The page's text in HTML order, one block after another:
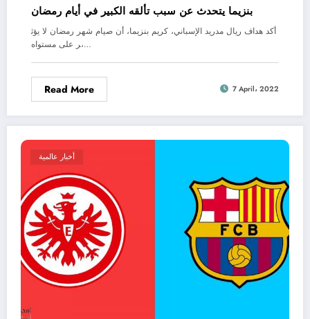
بنزيما يتحدث عن سبب تألقه الكبير في أيام رمضان
أكد هداف ريال مدريد الإسباني، كريم بنزيما، أن صيام شهر رمضان لا يؤث
ر على مستواه،…
Read More 7 April، 2022
أخبار عالمية